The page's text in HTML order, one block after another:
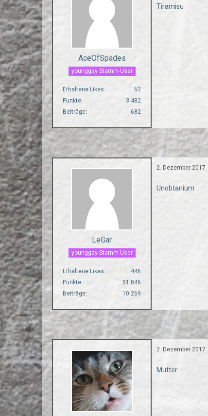
AceOfSpades
younggay Stamm-User
Erhaltene Likes
62
Punkte
3.482
Beiträge
682
Tiramisu
LeGar
younggay Stamm-User
Erhaltene Likes
446
Punkte
51.846
Beiträge
10.269
2. Dezember 2017
Unobtanium
2. Dezember 2017
Mutter